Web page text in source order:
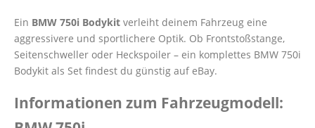
Ein BMW 750i Bodykit verleiht deinem Fahrzeug eine
aggressivere und sportlichere Optik. Ob Frontstoßstange,
Seitenschweller oder Heckspoiler – ein komplettes BMW 750i
Bodykit als Set findest du günstig auf eBay.
Informationen zum Fahrzeugmodell: